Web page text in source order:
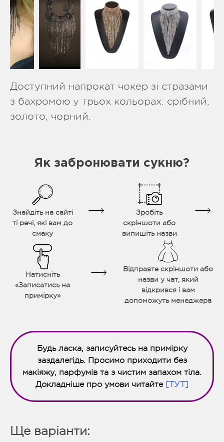
Доступний напрокат чокер зі стразами
з бахромою у трьох кольорах: срібний,
золото, чорний.
Як забронювати сукню?
Знайдіть на сайті
ті речі, які вам до
смаку
Зробіть
скріншоти або
випишіть назви
Натисніть
«Записатись на
примірку»
Відправте скріншоти або
назви у чат, який
відкрився і вам
допоможуть менеджера
Будь ласка, записуйтесь на примірку
заздалегідь. Просимо приходити без
макіяжу, парфумів та з чистим запахом тіла.
Докладніше про умови читайте [ТУТ]
Ще варіанти: